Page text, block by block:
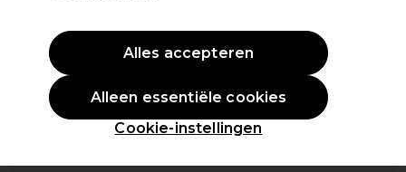
PROMOTIE
Cookie-instellingen
Alleen essentiële cookies
Alles accepteren